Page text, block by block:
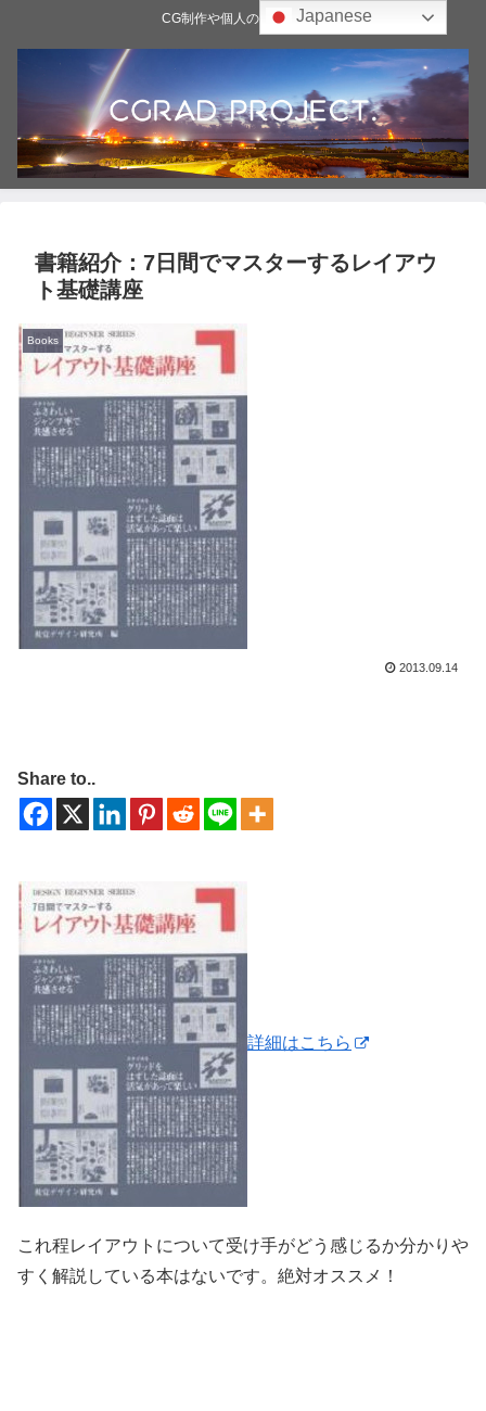
CG制作や個人の雑記ブログ
書籍紹介：7日間でマスターするレイアウ
ト基礎講座
Books
2013.09.14
Share to..
詳細はこちら
これ程レイアウトについて受け手がどう感じるか分かりや
すく解説している本はないです。絶対オススメ！
Japanese